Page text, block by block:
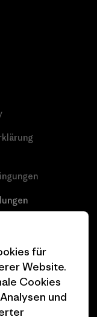
für
Website.
Cookies
und